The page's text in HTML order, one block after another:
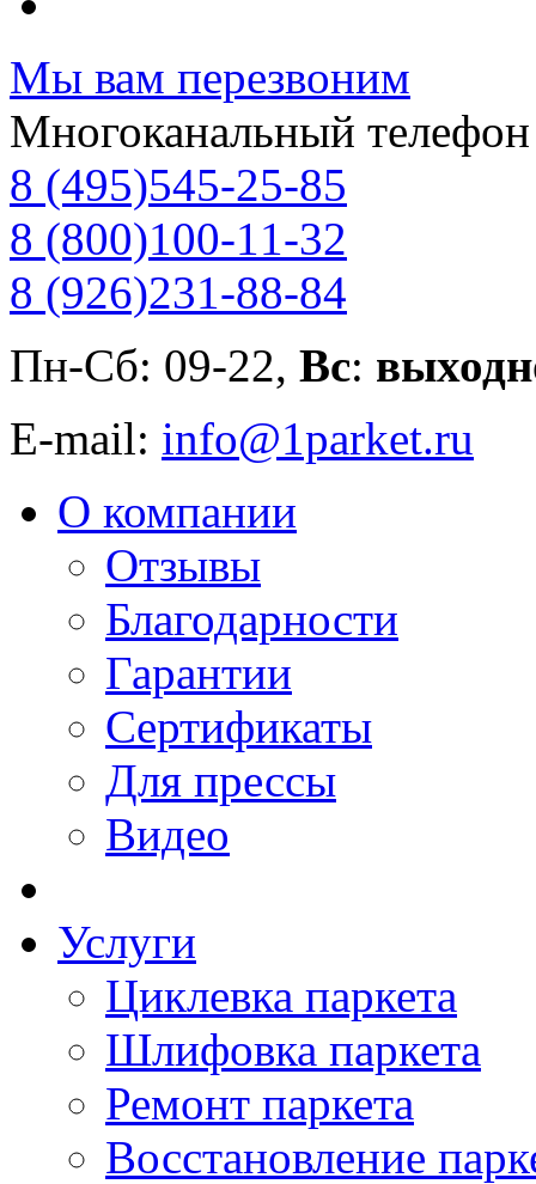
Мы вам перезвоним
Многоканальный телефон
8 (495)545-25-85
8 (800)100-11-32
8 (926)231-88-84
Пн-Сб: 09-22, Вс:
E-mail: info@1parket.ru
О компании
Отзывы
Благодарности
Гарантии
Сертификаты
Для прессы
Видео
Услуги
Циклевка паркета
Шлифовка паркета
Ремонт паркета
Восстановление